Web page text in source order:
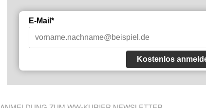
E-Mail*
Kostenlos